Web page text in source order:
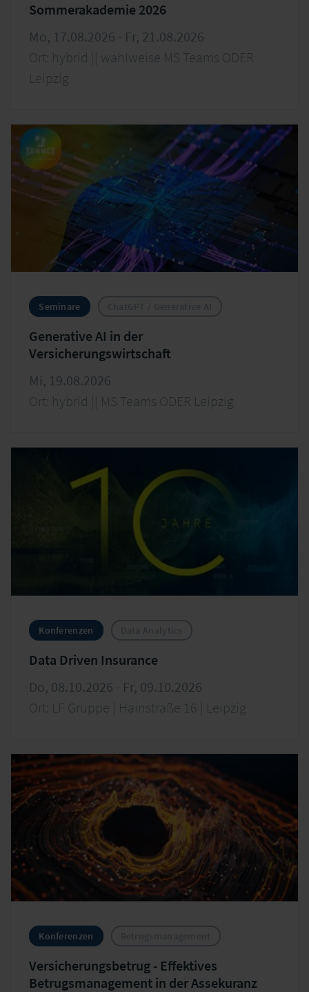
Sommerakademie 2026
Mo, 17.08.2026 - Fr, 21.08.2026
Ort: hybrid || wahlweise MS Teams ODER
Leipzig
Seminare
Generative AI in der
Versicherungswirtschaft
Mi, 19.08.2026
Ort: hybrid || MS Teams ODER Leipzig
Konferenzen
Data Driven Insurance
Do, 08.10.2026 - Fr, 09.10.2026
Ort: LF Gruppe | Hainstraße 16 | Leipzig
Konferenzen
Versicherungsbetrug - Effektives
Betrugsmanagement in der Assekuranz